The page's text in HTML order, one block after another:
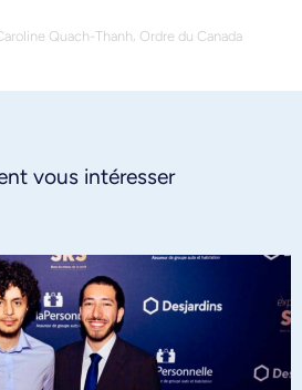
Quach-Thanh, Ordre du Canada
vous intéresser